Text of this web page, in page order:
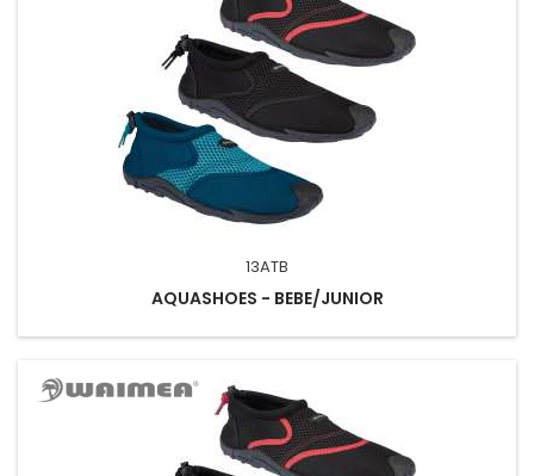
13ATB
AQUASHOES - BEBE/JUNIOR